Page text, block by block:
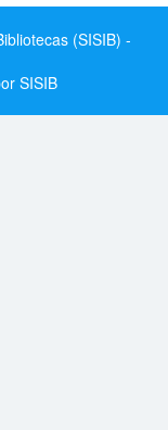
(SISIB) -
SISIB